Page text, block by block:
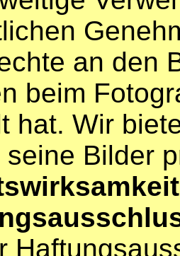
an den
beim
hat. Wir
seine Bilder